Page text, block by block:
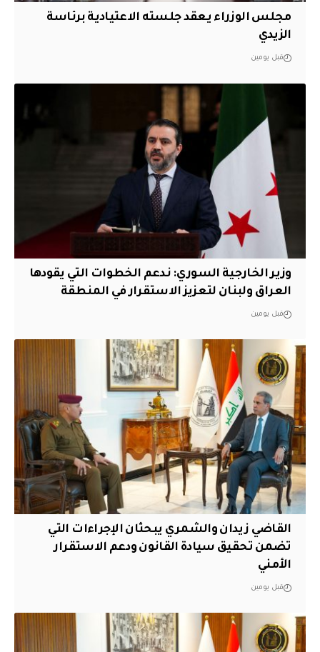
مجلس الوزراء يعقد جلسته الاعتيادية برئاسة
الزيدي
قبل يومين
وزير الخارجية السوري: ندعم الخطوات التي يقودها
العراق ولبنان لتعزيز الاستقرار في المنطقة
قبل يومين
القاضي زيدان والشمري يبحثان الإجراءات التي
تضمن تحقيق سيادة القانون ودعم الاستقرار
الأمني
قبل يومين